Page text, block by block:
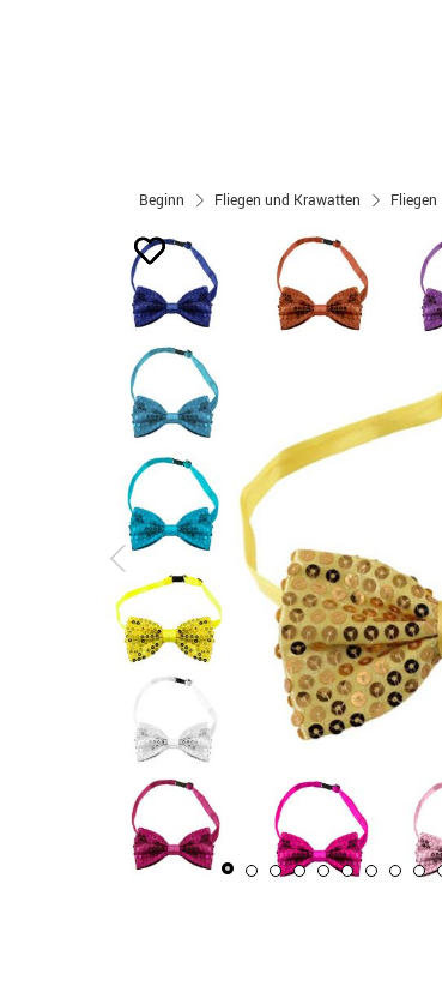
Beginn Fliegen und Krawatten Fliegen